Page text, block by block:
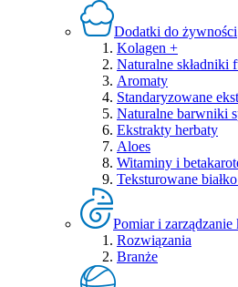
Dodatki do żywności
Kolagen +
Naturalne składniki
Aromaty
Standaryzowane
Naturalne barwniki
Ekstrakty herbaty
Aloes
Witaminy i
Teksturowane
Pomiar i zarządzanie
Rozwiązania
Branże